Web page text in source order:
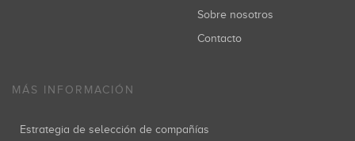
Sobre nosotros
Contacto
MÁS INFORMACIÓN
Estrategia de selección de compañías